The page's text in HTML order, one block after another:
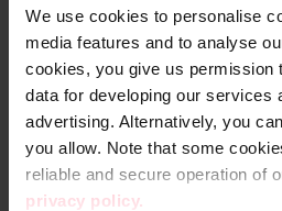
We use cookies to personalise
media features and to analyse
cookies, you give us permission
data for developing our services
advertising. Alternatively, you
you allow. Note that some
reliable and secure operation of
privacy policy.
Automaatio ja
parantavat Robitin
ERP-järjestelmä
automatisointia, joka
Robitin tehokkuutta ja